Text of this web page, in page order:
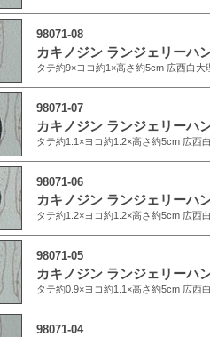
98071-08
カキノジン ランジェリーハ
タテ約9×ヨコ約1×高さ約5cm 広西白
98071-07
カキノジン ランジェリーハ
タテ約1.1×ヨコ約1.2×高さ約5cm 広西
98071-06
カキノジン ランジェリーハ
タテ約1.2×ヨコ約1.2×高さ約5cm 広西
98071-05
カキノジン ランジェリーハ
タテ約0.9×ヨコ約1.1×高さ約5cm 広西
98071-04